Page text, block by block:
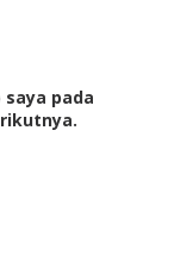
pada